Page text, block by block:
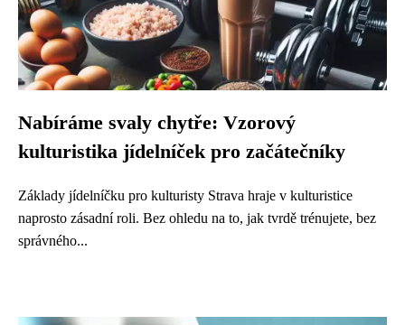
Nabíráme svaly chytře: Vzorový
kulturistika jídelníček pro začátečníky
Základy jídelníčku pro kulturisty Strava hraje v kulturistice
naprosto zásadní roli. Bez ohledu na to, jak tvrdě trénujete, bez
správného...